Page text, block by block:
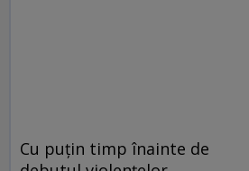
Cu puțin timp înainte de